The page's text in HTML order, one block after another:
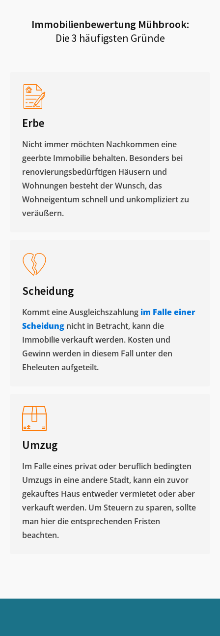
Immobilienbewertung Mühbrook:
Die 3 häufigsten Gründe
Erbe
Nicht immer möchten Nachkommen eine
geerbte Immobilie behalten. Besonders bei
renovierungsbedürftigen Häusern und
Wohnungen besteht der Wunsch, das
Wohneigentum schnell und unkompliziert zu
veräußern. ​
Scheidung
Kommt eine Ausgleichszahlung im Falle einer
Scheidung nicht in Betracht, kann die
Immobilie verkauft werden. Kosten und
Gewinn werden in diesem Fall unter den
Eheleuten aufgeteilt.​
Umzug
Im Falle eines privat oder beruflich bedingten
Umzugs in eine andere Stadt, kann ein zuvor
gekauftes Haus entweder vermietet oder aber
verkauft werden. Um Steuern zu sparen, sollte
man hier die entsprechenden Fristen
beachten.